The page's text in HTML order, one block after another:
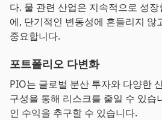
다. 물 관련 산업은 지속적으로 성
에, 단기적인 변동성에 흔들리지 않
중요합니다.
포트폴리오 다변화
PIO는 글로벌 분산 투자와 다양한
구성을 통해 리스크를 줄일 수 있습
인 수익을 추구할 수 있습니다.